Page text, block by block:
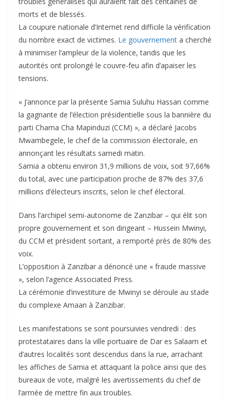
morts et de blessés.
La coupure nationale d’Internet rend difficile la vérification
du nombre exact de victimes. Le gouvernement a cherché
à minimiser l’ampleur de la violence, tandis que les
autorités ont prolongé le couvre-feu afin d’apaiser les
tensions.
« J’annonce par la présente Samia Suluhu Hassan comme
la gagnante de l’élection présidentielle sous la bannière du
parti Chama Cha Mapinduzi (CCM) », a déclaré Jacobs
Mwambegele, le chef de la commission électorale, en
annonçant les résultats samedi matin.
Samia a obtenu environ 31,9 millions de voix, soit 97,66%
du total, avec une participation proche de 87% des 37,6
millions d’électeurs inscrits, selon le chef électoral.
Dans l’archipel semi-autonome de Zanzibar – qui élit son
propre gouvernement et son dirigeant – Hussein Mwinyi,
du CCM et président sortant, a remporté près de 80% des
voix.
L’opposition à Zanzibar a dénoncé une « fraude massive
», selon l’agence Associated Press.
La cérémonie d’investiture de Mwinyi se déroule au stade
du complexe Amaan à Zanzibar.
Les manifestations se sont poursuivies vendredi : des
protestataires dans la ville portuaire de Dar es Salaam et
d’autres localités sont descendus dans la rue, arrachant
les affiches de Samia et attaquant la police ainsi que des
bureaux de vote, malgré les avertissements du chef de
l’armée de mettre fin aux troubles.